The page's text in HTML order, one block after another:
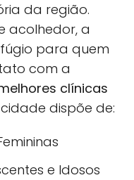
da região.
acolhedor, a
para quem
com a
clínicas
cidade dispõe de:
e Idosos